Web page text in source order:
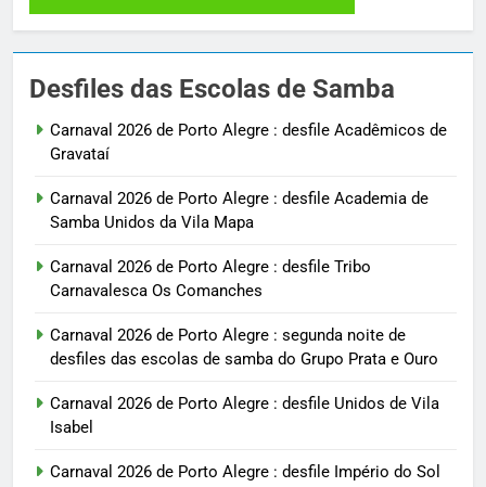
Desfiles das Escolas de Samba
Carnaval 2026 de Porto Alegre : desfile Acadêmicos de
Gravataí
Carnaval 2026 de Porto Alegre : desfile Academia de
Samba Unidos da Vila Mapa
Carnaval 2026 de Porto Alegre : desfile Tribo
Carnavalesca Os Comanches
Carnaval 2026 de Porto Alegre : segunda noite de
desfiles das escolas de samba do Grupo Prata e Ouro
Carnaval 2026 de Porto Alegre : desfile Unidos de Vila
Isabel
Carnaval 2026 de Porto Alegre : desfile Império do Sol